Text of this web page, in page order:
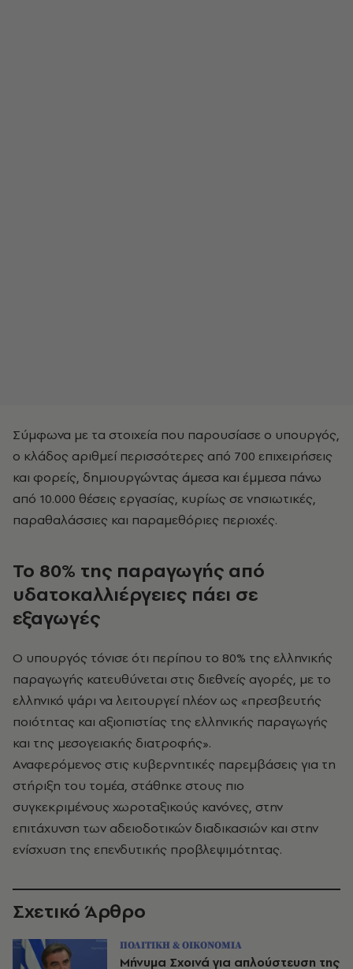
Σύμφωνα με τα στοιχεία που παρουσίασε ο υπουργός,
ο κλάδος αριθμεί περισσότερες από 700 επιχειρήσεις
και φορείς, δημιουργώντας άμεσα και έμμεσα πάνω
από 10.000 θέσεις εργασίας, κυρίως σε νησιωτικές,
παραθαλάσσιες και παραμεθόριες περιοχές.
Το 80% της παραγωγής από
υδατοκαλλιέργειες πάει σε
εξαγωγές
Ο υπουργός τόνισε ότι περίπου το 80% της ελληνικής
παραγωγής κατευθύνεται στις διεθνείς αγορές, με το
ελληνικό ψάρι να λειτουργεί πλέον ως «πρεσβευτής
ποιότητας και αξιοπιστίας της ελληνικής παραγωγής
και της μεσογειακής διατροφής».
Αναφερόμενος στις κυβερνητικές παρεμβάσεις για τη
στήριξη του τομέα, στάθηκε στους πιο
συγκεκριμένους χωροταξικούς κανόνες, στην
επιτάχυνση των αδειοδοτικών διαδικασιών και στην
ενίσχυση της επενδυτικής προβλεψιμότητας.
Σχετικό Άρθρο
ΠΟΛΙΤΙΚΗ & ΟΙΚΟΝΟΜΙΑ
Μήνυμα Σχοινά για απλούστευση της